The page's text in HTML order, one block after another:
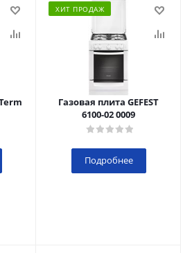
ХИТ ПРОДАЖ
Газовая плита GEFEST
6100-02 0009
Подробнее